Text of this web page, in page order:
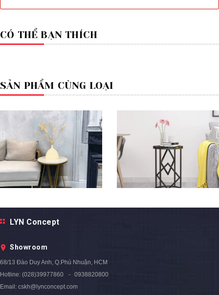
CÓ THỂ BẠN THÍCH
SẢN PHẨM CÙNG LOẠI
Bàn Góc Sofa Mặt Đá Trắng
BT180.B4
2.590.000₫ 3.250.000₫ - 20%
LYN Concept
Showroom
68/13 Đào Duy Anh, Q.Phú Nhuận, HCM
Hotline: (028)39977860
0938820800
Email: cskh@lynconcept.com